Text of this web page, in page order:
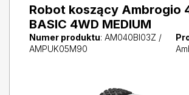
Robot koszący Ambrogio
BASIC 4WD MEDIUM
Numer produktu: AM040BI03Z /
AMPUK05M90